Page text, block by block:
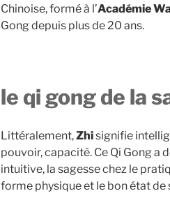
Chinoise, formé à l’Académie
Gong depuis plus de 20 ans.
le qi gong de la
Littéralement,Zhisignifie
pouvoir, capacité. Ce Qi Gong a
intuitive, la sagesse chez le
forme physique et le bon état de